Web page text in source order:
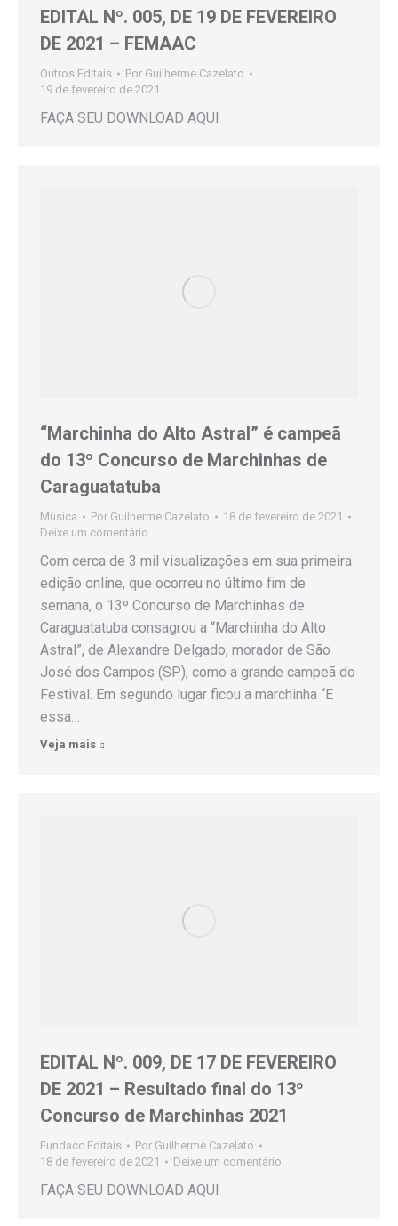
EDITAL Nº. 005, DE 19 DE FEVEREIRO
DE 2021 – FEMAAC
Outros Editais Por Guilherme Cazelato
19 de fevereiro de 2021
FAÇA SEU DOWNLOAD AQUI
“Marchinha do Alto Astral” é campeã
do 13º Concurso de Marchinhas de
Caraguatatuba
Música Por Guilherme Cazelato
18 de fevereiro de 2021
Deixe um comentário
Com cerca de 3 mil visualizações em sua primeira
edição online, que ocorreu no último fim de
semana, o 13º Concurso de Marchinhas de
Caraguatatuba consagrou a “Marchinha do Alto
Astral”, de Alexandre Delgado, morador de São
José dos Campos (SP), como a grande campeã do
Festival. Em segundo lugar ficou a marchinha “E
essa…
Veja mais
EDITAL Nº. 009, DE 17 DE FEVEREIRO
DE 2021 – Resultado final do 13º
Concurso de Marchinhas 2021
Fundacc Editais Por Guilherme Cazelato
18 de fevereiro de 2021
Deixe um comentário
FAÇA SEU DOWNLOAD AQUI